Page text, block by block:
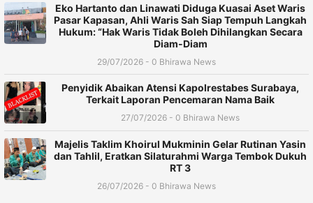
Eko Hartanto dan Linawati Diduga Kuasai Aset Waris
Pasar Kapasan, Ahli Waris Sah Siap Tempuh Langkah
Hukum: “Hak Waris Tidak Boleh Dihilangkan Secara
Diam-Diam
29/07/2026 - 0 Bhirawa News
Penyidik Abaikan Atensi Kapolrestabes Surabaya,
Terkait Laporan Pencemaran Nama Baik
27/07/2026 - 0 Bhirawa News
Majelis Taklim Khoirul Mukminin Gelar Rutinan Yasin
dan Tahlil, Eratkan Silaturahmi Warga Tembok Dukuh
RT 3
26/07/2026 - 0 Bhirawa News